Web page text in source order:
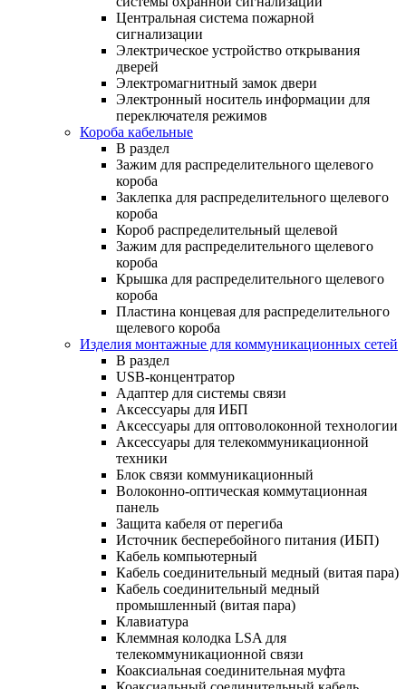
Центральная система пожарной
сигнализации
Электрическое устройство открывания
дверей
Электромагнитный замок двери
Электронный носитель информации для
переключателя режимов
Короба кабельные
В раздел
Зажим для распределительного щелевого
короба
Заклепка для распределительного щелевого
короба
Короб распределительный щелевой
Зажим для распределительного щелевого
короба
Крышка для распределительного щелевого
короба
Пластина концевая для распределительного
щелевого короба
Изделия монтажные для коммуникационных сетей
В раздел
USB-концентратор
Адаптер для системы связи
Аксессуары для ИБП
Аксессуары для оптоволоконной технологии
Аксессуары для телекоммуникационной
техники
Блок связи коммуникационный
Волоконно-оптическая коммутационная
панель
Защита кабеля от перегиба
Источник бесперебойного питания (ИБП)
Кабель компьютерный
Кабель соединительный медный (витая пара)
Кабель соединительный медный
промышленный (витая пара)
Клавиатура
Клеммная колодка LSA для
телекоммуникационной связи
Коаксиальная соединительная муфта